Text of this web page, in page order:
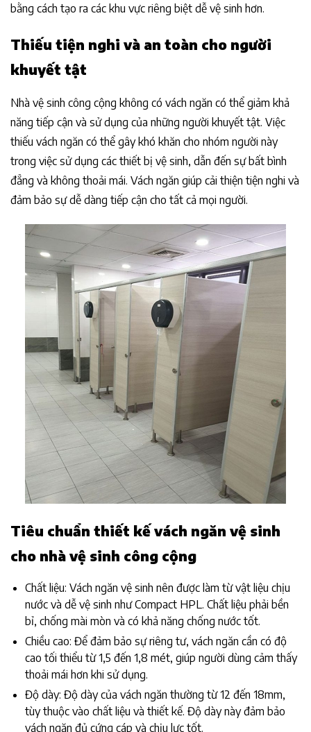
bằng cách tạo ra các khu vực riêng biệt dễ vệ sinh hơn.
Thiếu tiện nghi và an toàn cho người
khuyết tật
Nhà vệ sinh công cộng không có vách ngăn có thể giảm khả
năng tiếp cận và sử dụng của những người khuyết tật. Việc
thiếu vách ngăn có thể gây khó khăn cho nhóm người này
trong việc sử dụng các thiết bị vệ sinh, dẫn đến sự bất bình
đẳng và không thoải mái. Vách ngăn giúp cải thiện tiện nghi và
đảm bảo sự dễ dàng tiếp cận cho tất cả mọi người.
Tiêu chuẩn thiết kế vách ngăn vệ sinh
cho nhà vệ sinh công cộng
Chất liệu: Vách ngăn vệ sinh nên được làm từ vật liệu chịu
nước và dễ vệ sinh như Compact HPL. Chất liệu phải bền
bỉ, chống mài mòn và có khả năng chống nước tốt.
Chiều cao: Để đảm bảo sự riêng tư, vách ngăn cần có độ
cao tối thiểu từ 1,5 đến 1,8 mét, giúp người dùng cảm thấy
thoải mái hơn khi sử dụng.
Độ dày: Độ dày của vách ngăn thường từ 12 đến 18mm,
tùy thuộc vào chất liệu và thiết kế. Độ dày này đảm bảo
vách ngăn đủ cứng cáp và chịu lực tốt.